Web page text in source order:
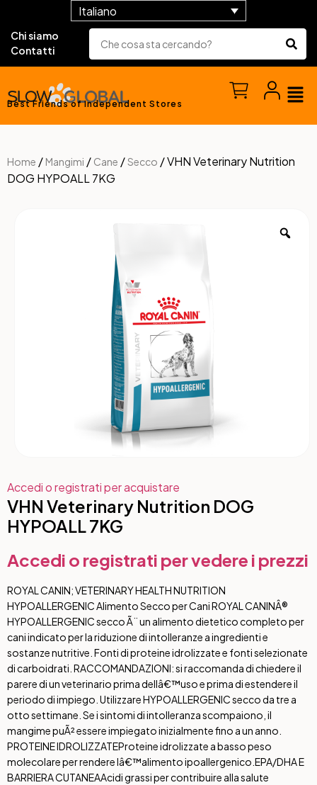
Italiano
Chi siamo
Contatti
Best Friends of Independent Stores
Home / Mangimi / Cane /Secco / VHN Veterinary Nutrition
DOG HYPOALL 7KG
Accedi o registrati per acquistare
VHN Veterinary Nutrition DOG
HYPOALL 7KG
Accedi o registrati per vedere i prezzi
ROYAL CANIN; VETERINARY HEALTH NUTRITION
HYPOALLERGENIC Alimento Secco per Cani ROYAL CANINÂ®
HYPOALLERGENIC secco Ã¨ un alimento dietetico completo per
cani indicato per la riduzione di intolleranze a ingredienti e
sostanze nutritive. Fonti di proteine idrolizzate e fonti selezionate
di carboidrati. RACCOMANDAZIONI: si raccomanda di chiedere il
parere di un veterinario prima dellâ€™uso e prima di estendere il
periodo di impiego. Utilizzare HYPOALLERGENIC secco da tre a
otto settimane. Se i sintomi di intolleranza scompaiono, il
mangime puÃ² essere impiegato inizialmente fino a un anno.
PROTEINE IDROLIZZATEProteine idrolizzate a basso peso
molecolare per rendere lâ€™alimento ipoallergenico. EPA/DHA E
BARRIERA CUTANEAAcidi grassi per contribuire alla salute